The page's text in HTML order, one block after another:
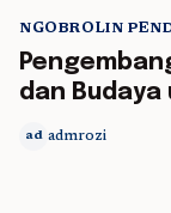
NGOBROLIN
dan
ad admrozi